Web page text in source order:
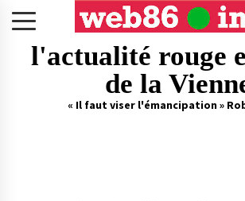
l'actualité rouge
de la
« Il faut viser l'émancipation »